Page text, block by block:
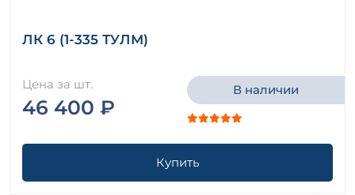
ЛК 6 (1-335 ТУЛМ)
Цена за шт.
46 400 ₽
В наличии
Купить